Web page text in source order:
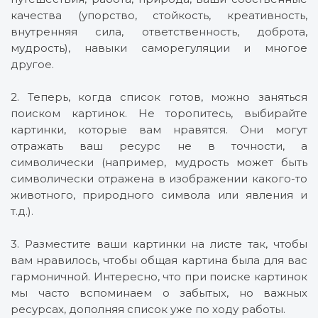
качества (упорство, стойкость, креативность,
внутренняя сила, ответственность, доброта,
мудрость), навыки саморегуляции и многое
другое.
2. Теперь, когда список готов, можно заняться
поиском картинок. Не торопитесь, выбирайте
картинки, которые вам нравятся. Они могут
отражать ваш ресурс не в точности, а
символически (например, мудрость может быть
символически отражена в изображении какого-то
животного, природного символа или явления и
т.д.).
3. Разместите ваши картинки на листе так, чтобы
вам нравилось, чтобы общая картина была для вас
гармоничной. Интересно, что при поиске картинок
мы часто вспоминаем о забытых, но важных
ресурсах, дополняя список уже по ходу работы.